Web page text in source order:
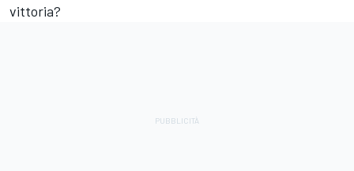
vittoria?